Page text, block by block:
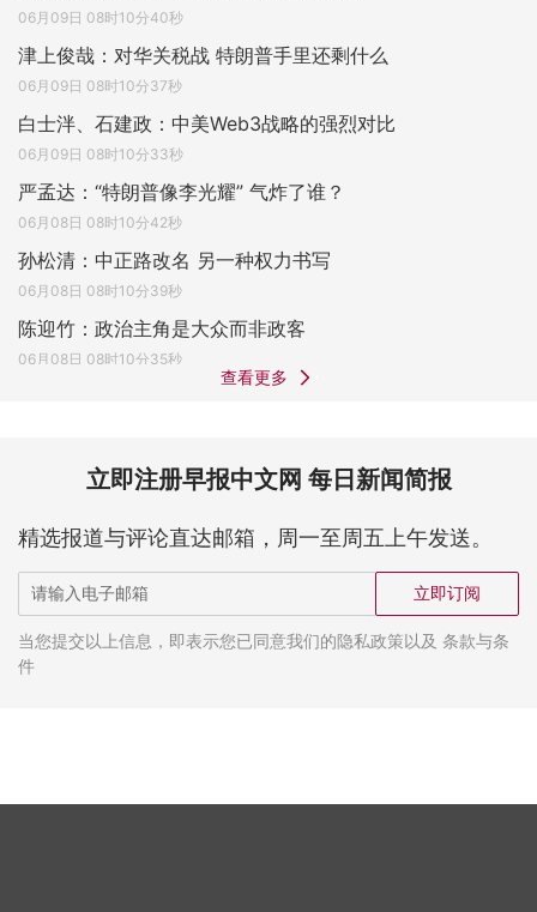
06月09日 08时10分40秒
津上俊哉：对华关税战 特朗普手里还剩什么
06月09日 08时10分37秒
白士泮、石建政：中美Web3战略的强烈对比
06月09日 08时10分33秒
严孟达：“特朗普像李光耀” 气炸了谁？
06月08日 08时10分42秒
孙松清：中正路改名 另一种权力书写
06月08日 08时10分39秒
陈迎竹：政治主角是大众而非政客
06月08日 08时10分35秒
查看更多
立即注册早报中文网 每日新闻简报
精选报道与评论直达邮箱，周一至周五上午发送。
立即订阅
当您提交以上信息，即表示您已同意我们的隐私政策以及 条款与条
件